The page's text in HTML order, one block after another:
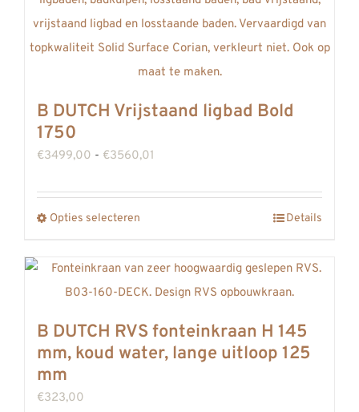
B DUTCH Vrijstaand ligbad Bold
1750
€3499,00 - €3560,01
tot
Opties selecteren
heeft
meerdere
Deze
optie
Details
B DUTCH RVS fonteinkraan H 145
mm, koud water, lange uitloop 125
mm
€323,00